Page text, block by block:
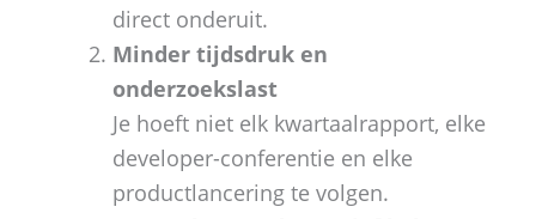
direct onderuit.
Minder tijdsdruk en
onderzoekslast
Je hoeft niet elk kwartaalrapport, elke
developer-conferentie en elke
productlancering te volgen.